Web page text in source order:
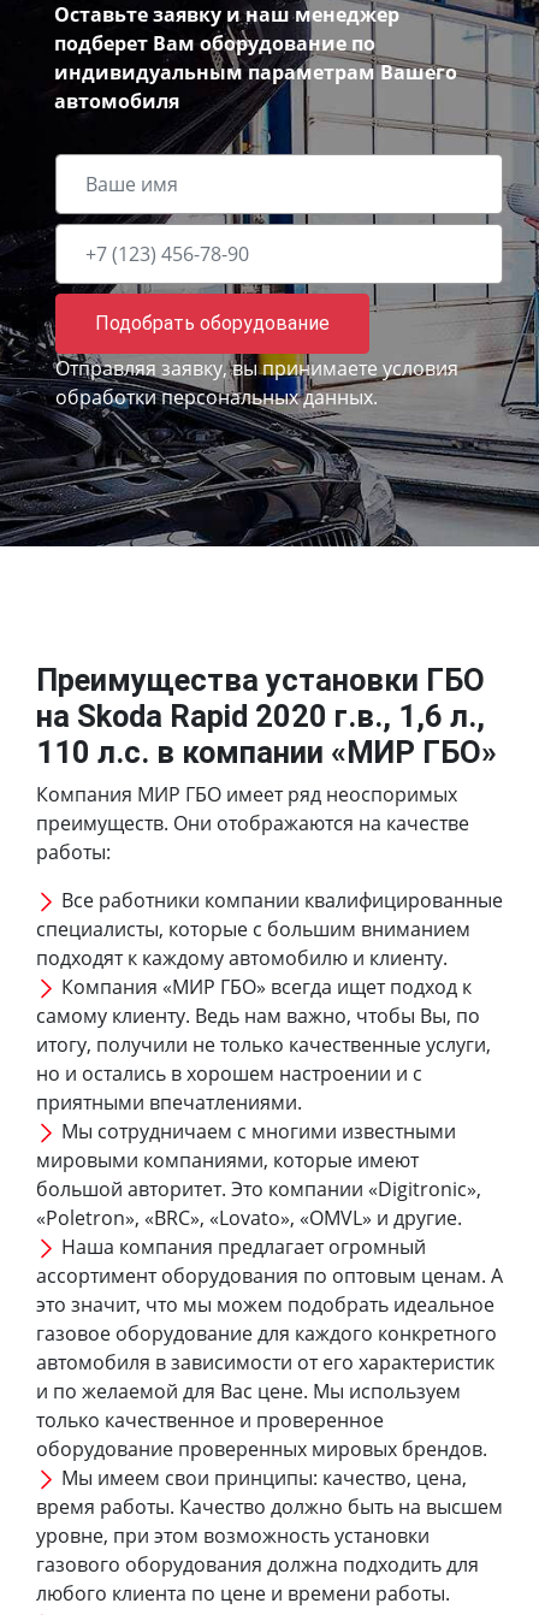
Оставьте заявку и наш менеджер
подберет Вам оборудование по
индивидуальным параметрам Вашего
автомобиля
Подобрать оборудование
Отправляя заявку, вы принимаете условия
обработки персональных данных.
Преимущества установки ГБО
на Skoda Rapid 2020 г.в., 1,6 л.,
110 л.с. в компании «МИР ГБО»
Компания МИР ГБО имеет ряд неоспоримых
преимуществ. Они отображаются на качестве
работы:
Все работники компании квалифицированные
специалисты, которые с большим вниманием
подходят к каждому автомобилю и клиенту.
Компания «МИР ГБО» всегда ищет подход к
самому клиенту. Ведь нам важно, чтобы Вы, по
итогу, получили не только качественные услуги,
но и остались в хорошем настроении и с
приятными впечатлениями.
Мы сотрудничаем с многими известными
мировыми компаниями, которые имеют
большой авторитет. Это компании «Digitronic»,
«Poletron», «BRC», «Lovato», «OMVL» и другие.
Наша компания предлагает огромный
ассортимент оборудования по оптовым ценам. А
это значит, что мы можем подобрать идеальное
газовое оборудование для каждого конкретного
автомобиля в зависимости от его характеристик
и по желаемой для Вас цене. Мы используем
только качественное и проверенное
оборудование проверенных мировых брендов.
Мы имеем свои принципы: качество, цена,
время работы. Качество должно быть на высшем
уровне, при этом возможность установки
газового оборудования должна подходить для
любого клиента по цене и времени работы.